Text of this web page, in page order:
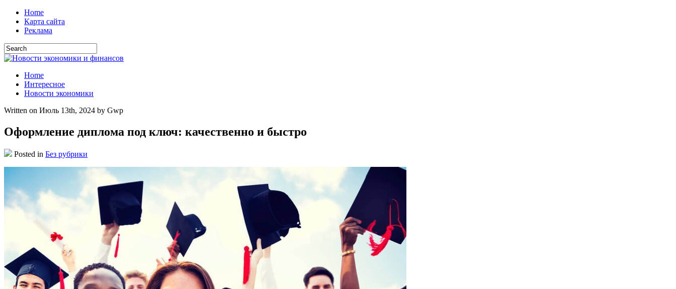
Home
Карта сайта
Реклама
Home
Интересное
Новости экономики
Written on Июль 13th, 2024 by Gwp
Оформление диплома под ключ: качественно и быстро
Posted in Без рубрики